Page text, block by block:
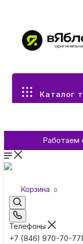
Каталог
Работаем
Корзина 0
Телефоны
+7 (846) 970-70-77
Все разделы